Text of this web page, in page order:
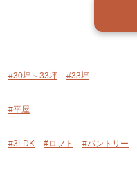
#30坪～33坪 #33坪
#平屋
#3LDK #ロフト #パントリー